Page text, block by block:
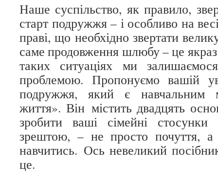
Наше суспільство, як правило,
старт подружжя – і особливо на
праві, що необхідно звертати
саме продовження шлюбу – це
таких ситуаціях ми
проблемою. Пропонуємо вашій
подружжя, який є навчальним
життя». Він містить двадцять
зробити ваші сімейні
зрештою, – не просто почуття, а
навчитись. Ось невеликий
це.